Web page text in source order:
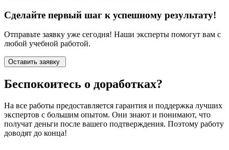
Сделайте первый шаг к успешному результату!
Отправьте заявку уже сегодня! Наши эксперты помогут вам с
любой учебной работой.
Оставить заявку
Беспокоитесь о доработках?
На все работы предоставляется гарантия и поддержка лучших
экспертов с большим опытом. Они знают и понимают, что
получат деньги после вашего подтверждения. Поэтому работу
доводят до конца!